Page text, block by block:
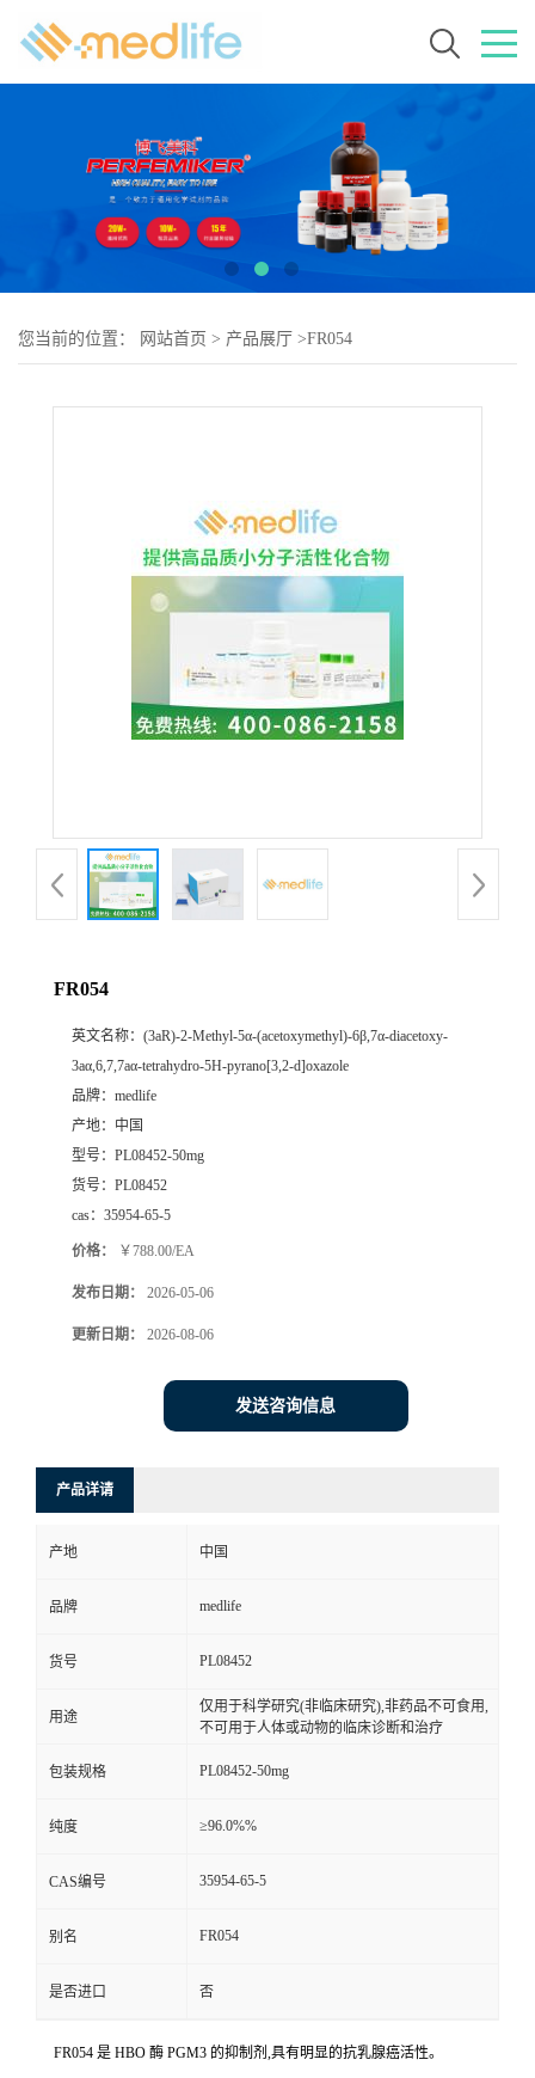
您当前的位置： 网站首页 > 产品展厅 >FR054
FR054
英文名称： (3aR)-2-Methyl-5α-(acetoxymethyl)-6β,7α-diacetoxy-
3aα,6,7,7aα-tetrahydro-5H-pyrano[3,2-d]oxazole
品牌： medlife
产地： 中国
型号： PL08452-50mg
货号： PL08452
cas： 35954-65-5
价格： ￥788.00/EA
发布日期： 2026-05-06
更新日期： 2026-08-06
发送咨询信息
产品详请
产地 中国
品牌 medlife
货号 PL08452
用途
仅用于科学研究(非临床研究),非药品不可食用,
不可用于人体或动物的临床诊断和治疗
包装规格 PL08452-50mg
纯度 ≥96.0%%
CAS编号 35954-65-5
别名 FR054
是否进口 否
FR054 是 HBO 酶 PGM3 的抑制剂,具有明显的抗乳腺癌活性。